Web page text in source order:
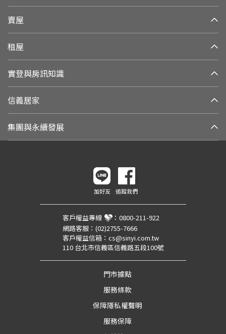
賣屋
租屋
實登與房訊知識
信義居家
集團與永續發展
加好友 追蹤我們
客戶權益專線 ： 0800-211-922
網路客服： (02)2755-7666
客戶權益信箱： cs@sinyi.com.tw
110 台北市信義區信義路五段100號
門市據點
服務條款
保障隱私權聲明
服務保障